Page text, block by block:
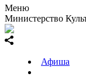
Меню
Министерство
Афиша